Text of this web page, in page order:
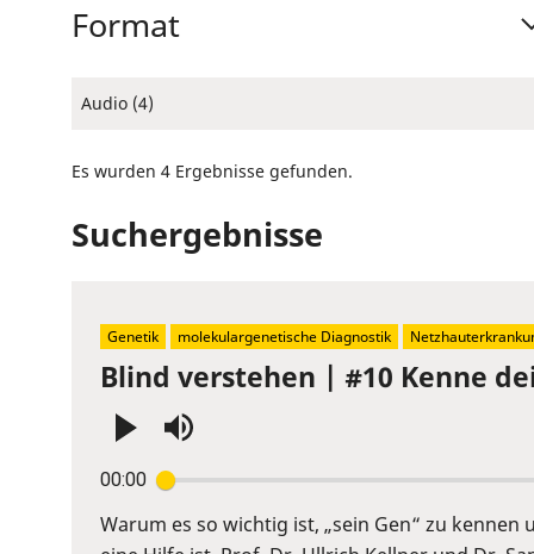
Format
Audio (4)
Es wurden 4 Ergebnisse gefunden.
Suchergebnisse
Blind verstehen | #10 Kenne
00:00
Enter
or
Warum es so wichtig ist, „sein Gen“ zu
Genetik molekulargenetische Diagnostik